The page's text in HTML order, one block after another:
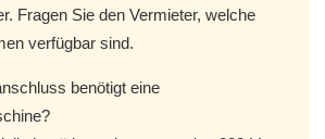
Fragen Sie den Vermieter, welche
verfügbar sind.
benötigt eine